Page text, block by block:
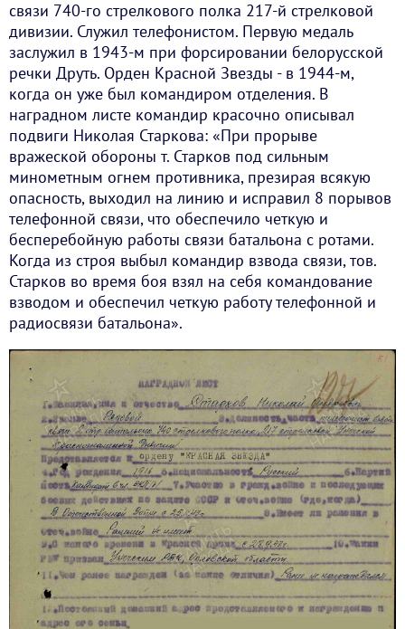
связи 740-го стрелкового полка 217-й стрелковой
дивизии. Служил телефонистом. Первую медаль
заслужил в 1943-м при форсировании белорусской
речки Друть. Орден Красной Звезды - в 1944-м,
когда он уже был командиром отделения. В
наградном листе командир красочно описывал
подвиги Николая Старкова: «При прорыве
вражеской обороны т. Старков под сильным
минометным огнем противника, презирая всякую
опасность, выходил на линию и исправил 8 порывов
телефонной связи, что обеспечило четкую и
бесперебойную работы связи батальона с ротами.
Когда из строя выбыл командир взвода связи, тов.
Старков во время боя взял на себя командование
взводом и обеспечил четкую работу телефонной и
радиосвязи батальона».